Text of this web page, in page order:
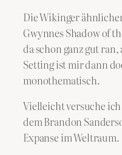
Die Wikinger
Gwynnes Shadow of
da schon ganz gut
Setting ist mir dann
monothematisch.
Vielleicht versuche
dem Brandon
Expanse im Weltraum.